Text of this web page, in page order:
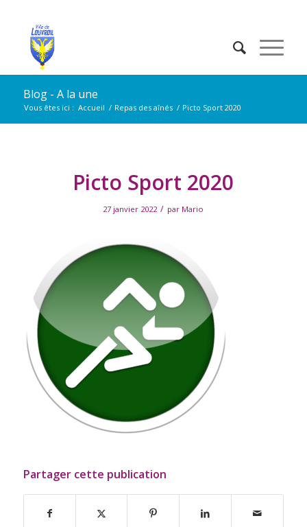
Blog - A la une
Vous êtes ici : Accueil / Repas des aînés / Picto Sport 2020
Picto Sport 2020
27 janvier 2022 / par Mario
Partager cette publication